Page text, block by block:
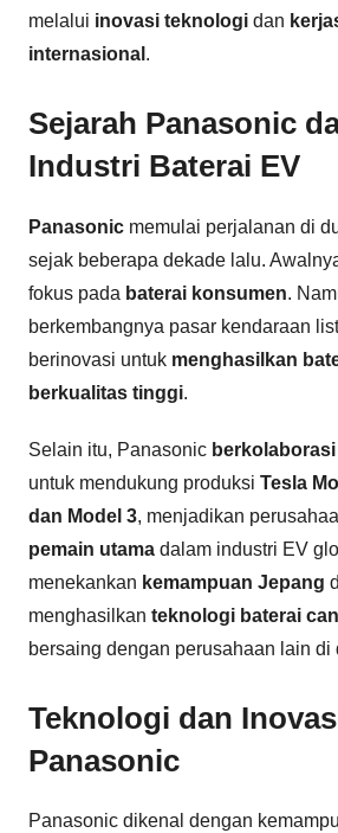
melalui inovasi teknologi dan
internasional .
Sejarah Panasonic
Industri Baterai EV
Panasonic memulai perjalanan di
sejak beberapa dekade lalu.
fokus pada baterai konsumen.
berkembangnya pasar kendaraan
berinovasi untuk menghasilkan
berkualitas tinggi.
Selain itu, Panasonic
untuk mendukung produksi Tesla
dan Model 3, menjadikan
pemain utama dalam industri EV
menekankan kemampuan Jepang
menghasilkan teknologi baterai
bersaing dengan perusahaan lain di
Teknologi dan
Panasonic
Panasonic dikenal dengan